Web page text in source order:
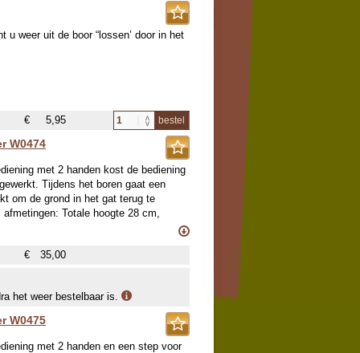
u weer uit de boor “lossen’ door in het
€ 5,95 bestel
W0474
met 2 handen kost de bediening
Tijdens het boren gaat een
om de grond in het gat terug te
Totale hoogte 28 cm,
het planten van knollen en bollen.
€
35,00
het weer bestelbaar is.
W0475
met 2 handen en een step voor